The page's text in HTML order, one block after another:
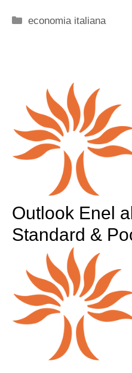
Categorie
economia italiana
Outlook Enel
Standard &